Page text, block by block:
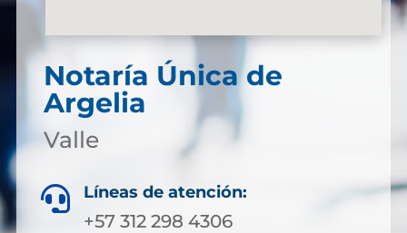
Notaría Única de
Argelia
Valle
 Líneas de atención:
+57 312 298 4306